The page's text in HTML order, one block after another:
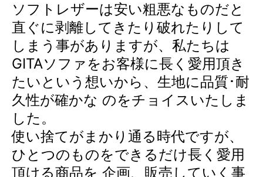
ソフトレザーは安い粗悪なものだと
直ぐに剥離してきたり破れたりして
しまう事がありますが、私たちは
GITAソファをお客様に長く愛用頂き
たいという想いから、生地に品質･耐
久性が確かな のをチョイスいたしま
した。
使い捨てがまかり通る時代ですが、
ひとつのものをできるだけ長く愛用
頂ける商品を 企画、販売していく事